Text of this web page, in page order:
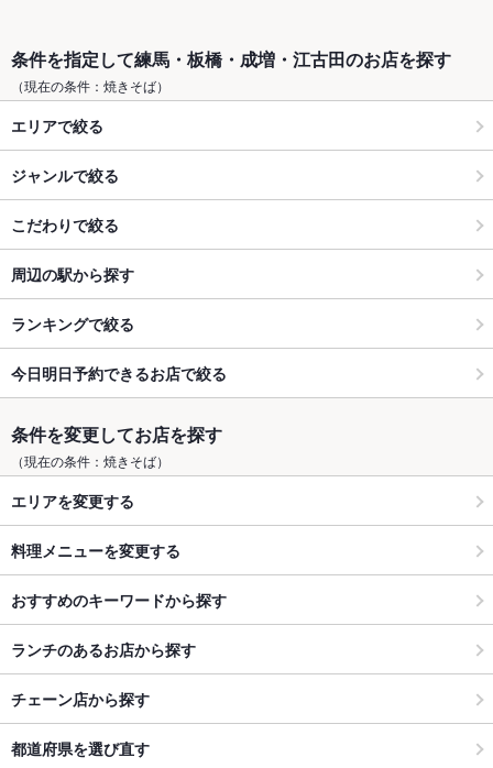
条件を指定して練馬・板橋・成増・江古田のお店を探す
（現在の条件：焼きそば）
エリアで絞る
ジャンルで絞る
こだわりで絞る
周辺の駅から探す
ランキングで絞る
今日明日予約できるお店で絞る
条件を変更してお店を探す
（現在の条件：焼きそば）
エリアを変更する
料理メニューを変更する
おすすめのキーワードから探す
ランチのあるお店から探す
チェーン店から探す
都道府県を選び直す